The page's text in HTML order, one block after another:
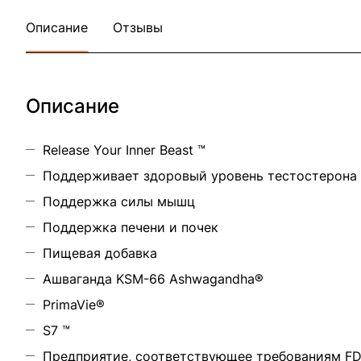
Описание Отзывы
Описание
Release Your Inner Beast ™
Поддерживает здоровый уровень тестостерона
Поддержка силы мышц
Поддержка печени и почек
Пищевая добавка
Ашваганда KSM-66 Ashwagandha®
PrimaVie®
S7 ™
Предприятие, соответствующее требованиям